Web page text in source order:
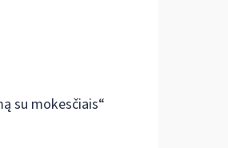
su mokesčiais“